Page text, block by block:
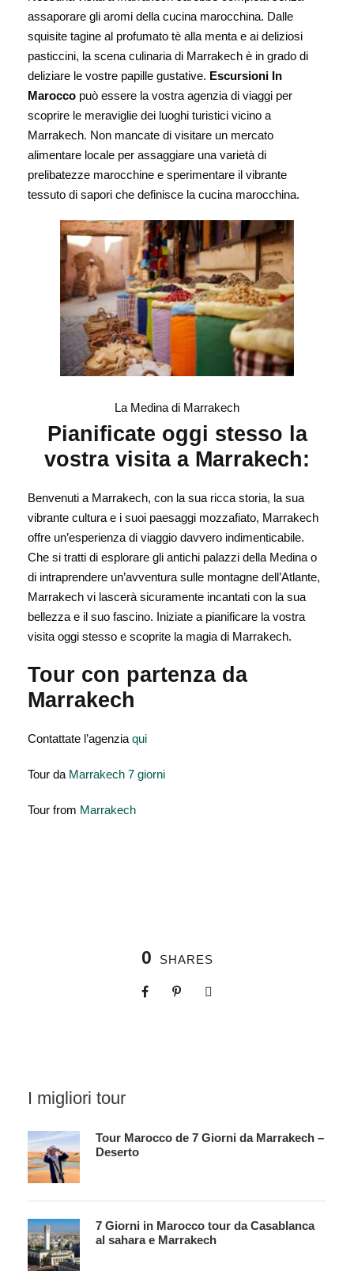
assaporare gli aromi della cucina marocchina. Dalle
squisite tagine al profumato tè alla menta e ai deliziosi
pasticcini, la scena culinaria di Marrakech è in grado di
deliziare le vostre papille gustative. Escursioni In
Marocco può essere la vostra agenzia di viaggi per
scoprire le meraviglie dei luoghi turistici vicino a
Marrakech. Non mancate di visitare un mercato
alimentare locale per assaggiare una varietà di
prelibatezze marocchine e sperimentare il vibrante
tessuto di sapori che definisce la cucina marocchina.
La Medina di Marrakech
Pianificate oggi stesso la
vostra visita a Marrakech:
Benvenuti a Marrakech, con la sua ricca storia, la sua
vibrante cultura e i suoi paesaggi mozzafiato, Marrakech
offre un’esperienza di viaggio davvero indimenticabile.
Che si tratti di esplorare gli antichi palazzi della Medina o
di intraprendere un’avventura sulle montagne dell’Atlante,
Marrakech vi lascerà sicuramente incantati con la sua
bellezza e il suo fascino. Iniziate a pianificare la vostra
visita oggi stesso e scoprite la magia di Marrakech.
Tour con partenza da
Marrakech
Contattate l’agenziaqui
Tour da Marrakech 7 giorni
Tour from Marrakech
0 SHARES
I migliori tour
Tour Marocco de 7 Giorni da Marrakech –
Deserto
7 Giorni in Marocco tour da Casablanca
al sahara e Marrakech